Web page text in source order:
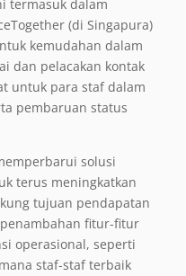
termasuk dalam
(di Singapura)
kemudahan dalam
dan pelacakan kontak
untuk para staf dalam
pembaruan status
solusi
terus meningkatkan
tujuan pendapatan
fitur-fitur
operasional, seperti
staf-staf terbaik